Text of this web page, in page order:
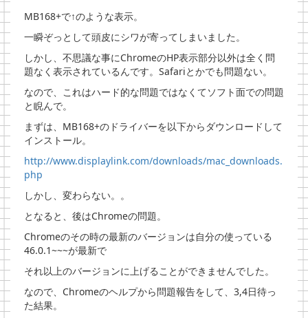
MB168+で↑のような表示。
一瞬ぞっとして頭皮にシワが寄ってしまいました。
しかし、不思議な事にChromeのHP表示部分以外は全く問
題なく表示されているんです。Safariとかでも問題ない。
なので、これはハード的な問題ではなくてソフト面での問題
と睨んで。
まずは、MB168+のドライバーを以下からダウンロードして
インストール。
http://www.displaylink.com/downloads/mac_downloads.
php
しかし、変わらない。。
となると、後はChromeの問題。
Chromeのその時の最新のバージョンは自分の使っている
46.0.1~~~が最新で
それ以上のバージョンに上げることができませんでした。
なので、Chromeのヘルプから問題報告をして、3,4日待っ
た結果。